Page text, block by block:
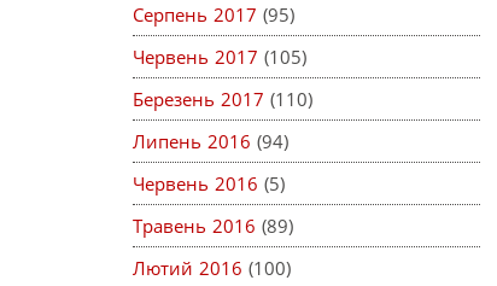
Серпень 2017 (95)
Червень 2017 (105)
Березень 2017 (110)
Липень 2016 (94)
Червень 2016 (5)
Травень 2016 (89)
Лютий 2016 (100)